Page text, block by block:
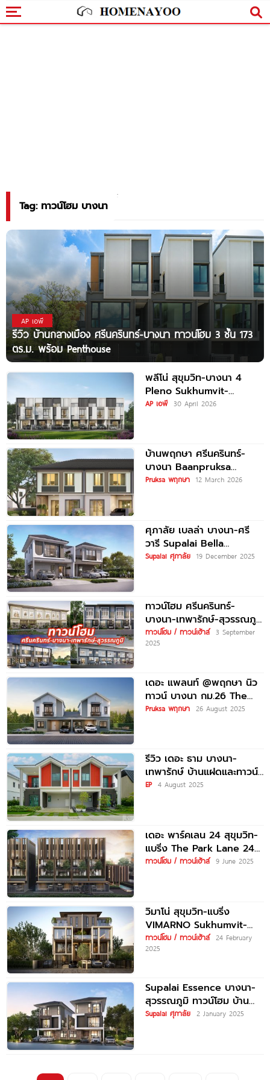
Tag: ทาวน์โฮม บางนา
AP เอพี
รีวิว บ้านกลางเมือง ศรีนครินทร์-บางนา ทาวน์โฮม 3 ชั้น 173
ตร.ม. พร้อม Penthouse
พลีโน่ สุขุมวิท-บางนา 4
Pleno Sukhumvit-
Bangna 4 ทาวน์โฮมและบ้าน
AP เอพี 30 April 2026
บ้านพฤกษา ศรีนครินทร์-
บางนา Baanpruksa
Srinakarin-Bangna ทาวน์
Pruksa พฤกษา 12 March 2026
ศุภาลัย เบลล่า บางนา-ศรี
วารี Supalai Bella
Bangna-Srivaree บ้าน
Supalai ศุภาลัย 19 December 2025
ทาวน์โฮม ศรีนครินทร์-
บางนา-เทพารักษ์-สุวรรณภูมิ
2025/2568
ทาวน์โฮม / ทาวน์เฮ้าส์ 3 September
2025
เดอะ แพลนท์ @พฤกษา นิว
ทาวน์ บางนา กม.26 The
Plant @Pruksa Nue
Pruksa พฤกษา 26 August 2025
รีวิว เดอะ ธาม บางนา-
เทพารักษ์ บ้านแฝดและทาวน์
โฮมสไตล์ Shoreditch บน
EP 4 August 2025
เดอะ พาร์คเลน 24 สุขุมวิท-
แบริ่ง The Park Lane 24
Sukhumvit-Bearing ใกล้
ทาวน์โฮม / ทาวน์เฮ้าส์ 9 June 2025
วิมาโน่ สุขุมวิท-แบริ่ง
VIMARNO Sukhumvit-
Bearing บ้านแฝดและทาวน์
โฮมสุดหรู ใกล้ MRT สถานีศรี
ทาวน์โฮม / ทาวน์เฮ้าส์
24 February
2025
Supalai Essence บางนา-
สุวรรณภูมิ ทาวน์โฮม บ้าน
แฝด และบ้านเดี่ยว 3 ชั้น ใกล้
Supalai ศุภาลัย 2 January 2025